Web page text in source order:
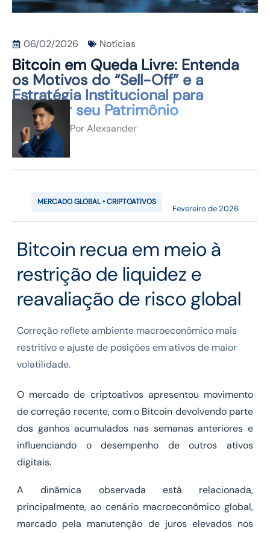
06/02/2026 Notícias
Bitcoin em Queda Livre: Entenda
os Motivos do “Sell-Off” e a
Estratégia Institucional para
Proteger seu Patrimônio
PorAlexsander
MERCADO GLOBAL • CRIPTOATIVOS
Fevereiro de 2026
Bitcoin recua em meio à
restrição de liquidez e
reavaliação de risco global
Correção reflete ambiente macroeconômico mais
restritivo e ajuste de posições em ativos de maior
volatilidade.
O mercado de criptoativos apresentou movimento
de correção recente, com o Bitcoin devolvendo parte
dos ganhos acumulados nas semanas anteriores e
influenciando o desempenho de outros ativos
digitais.
A dinâmica observada está relacionada,
principalmente, ao cenário macroeconômico global,
marcado pela manutenção de juros elevados nos